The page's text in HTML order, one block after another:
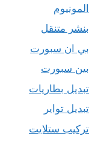
المونيوم
بنشر متنقل
بي ان سبورت
بين سبورت
تبديل بطاريات
تبديل تواير
تركيب ستلايت